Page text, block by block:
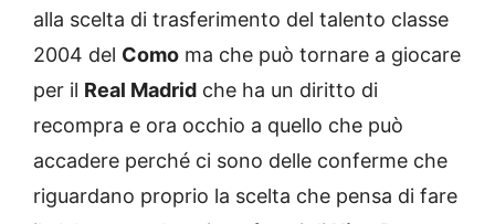
alla scelta di trasferimento del talento classe
2004 del Como ma che può tornare a giocare
per il Real Madrid che ha un diritto di
recompra e ora occhio a quello che può
accadere perché ci sono delle conferme che
riguardano proprio la scelta che pensa di fare